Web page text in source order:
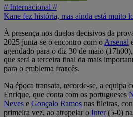
// Internacional //
Kane fez história, mas ainda está muito
À presença nos duelos decisivos da
2025 junta-se o encontro com o Arsenal
agendado para o dia 30 de maio
que será a terceira final da mais
para o emblema francês.
Na época transata, recorde-se, a equipa
Enrique, que conta com os portugueses
Neves e Gonçalo Ramos nas fileiras,
primeira vez, ao atropelar o Inter(5-0)